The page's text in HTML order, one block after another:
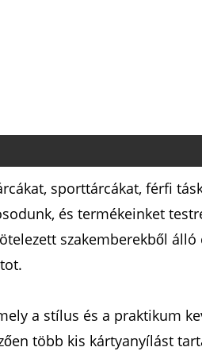
sporttárcákat, férfi
és termékeinket
szakemberekből álló
a stílus és a praktikum
több kis kártyanyílást